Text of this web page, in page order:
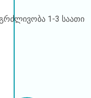
1-3 საათი